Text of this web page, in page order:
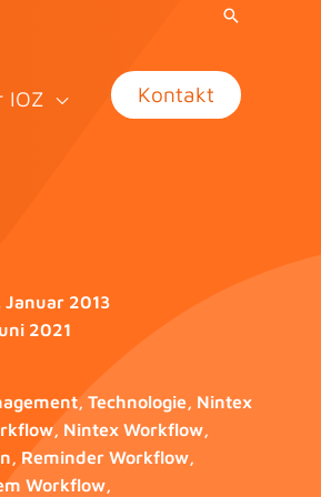
IOZ Kontakt
Januar 2013
2021
, Technologie, Nintex
, Nintex Workflow,
, Reminder Workflow,
Workflow,